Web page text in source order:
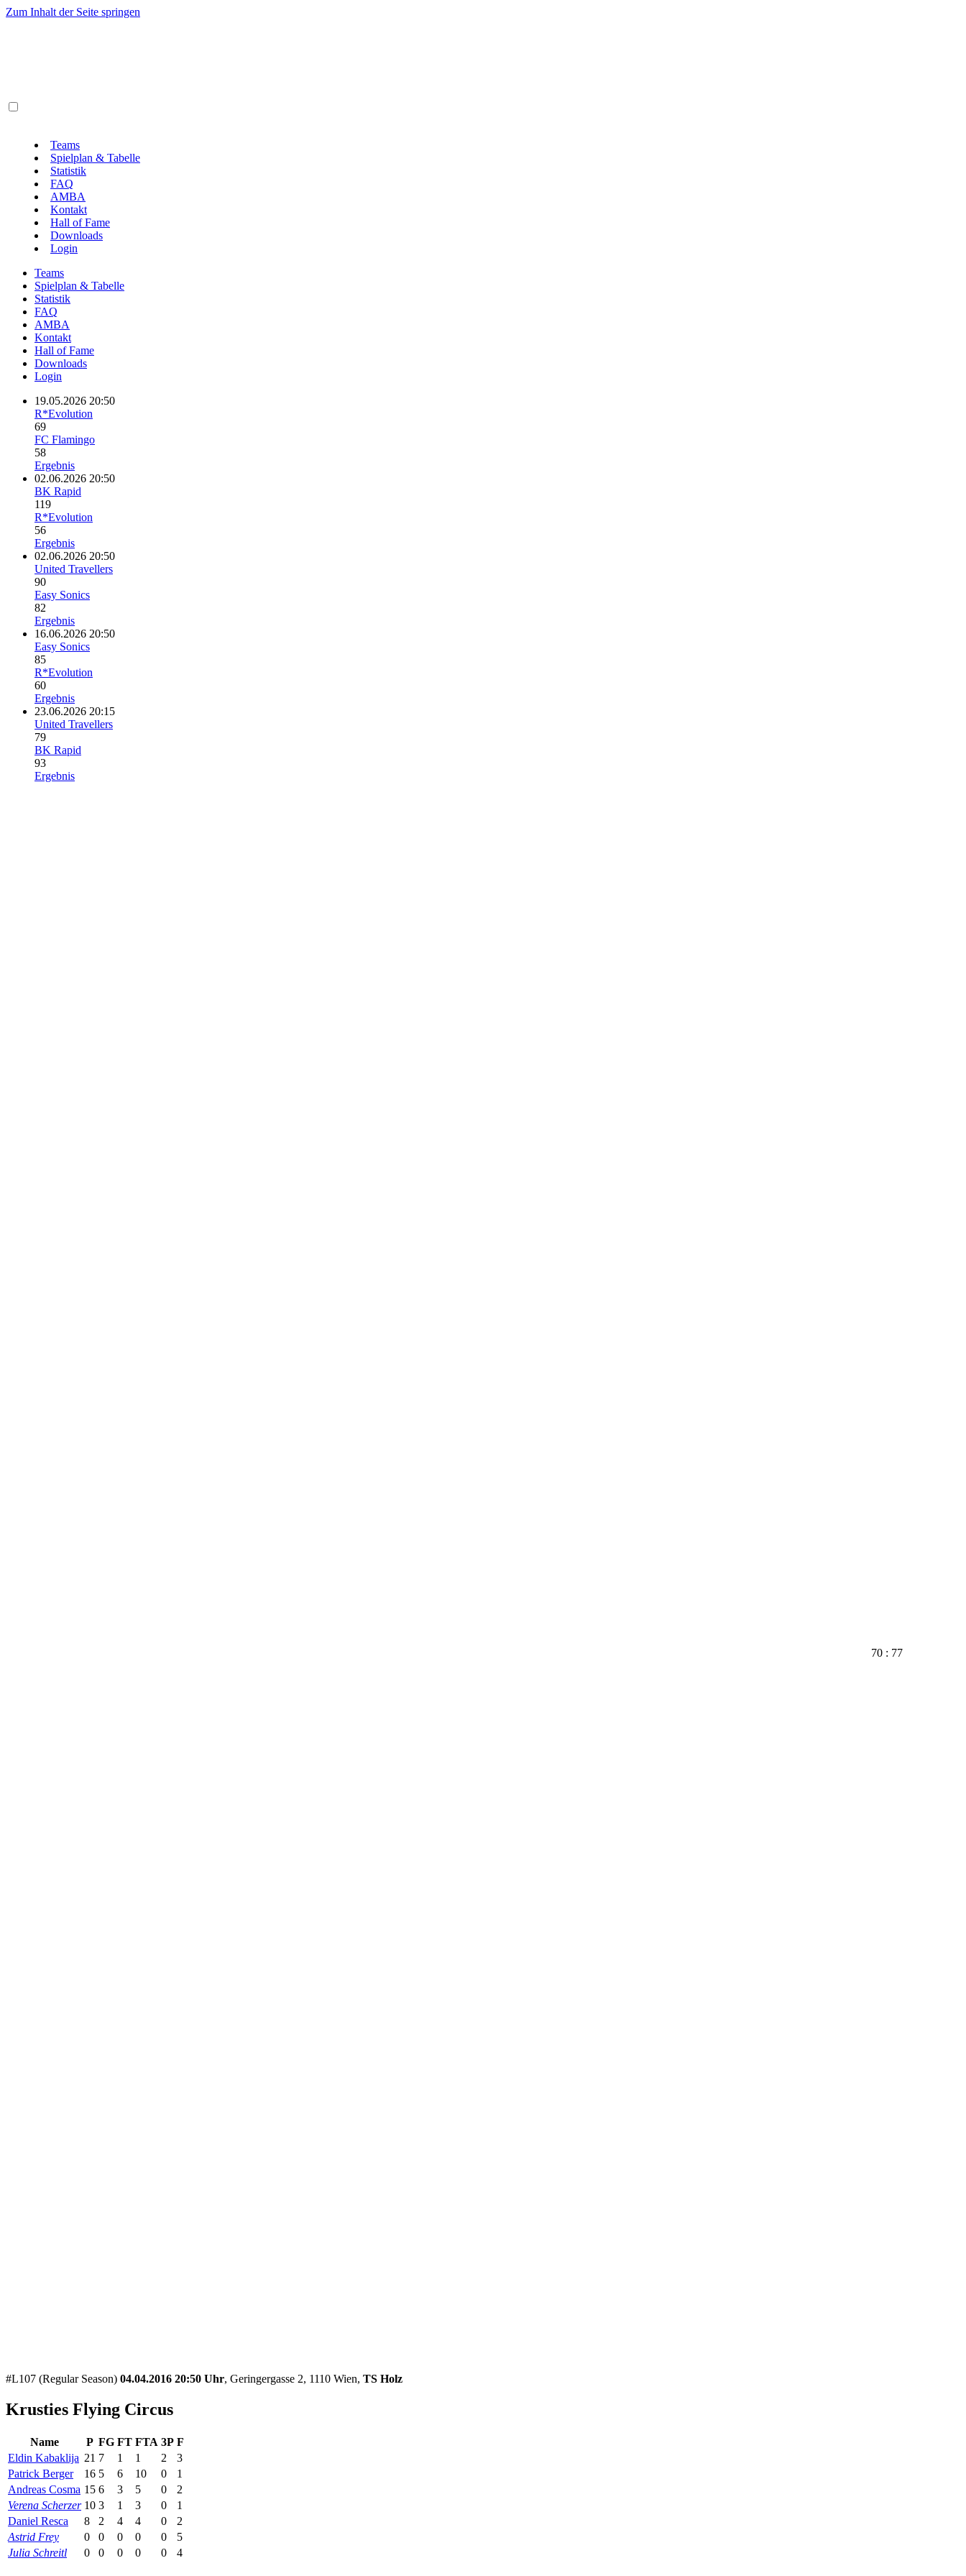
Zum Inhalt der Seite springen
Teams
Spielplan & Tabelle
Statistik
FAQ
AMBA
Kontakt
Hall of Fame
Downloads
Login
Teams
Spielplan & Tabelle
Statistik
FAQ
AMBA
Kontakt
Hall of Fame
Downloads
Login
19.05.2026 20:50
R*Evolution
69
FC Flamingo
58
Ergebnis
02.06.2026 20:50
BK Rapid
119
R*Evolution
56
Ergebnis
02.06.2026 20:50
United Travellers
90
Easy Sonics
82
Ergebnis
16.06.2026 20:50
Easy Sonics
85
R*Evolution
60
Ergebnis
23.06.2026 20:15
United Travellers
79
BK Rapid
93
Ergebnis
70 : 77
#L107 (Regular Season) 04.04.2016 20:50 Uhr, Geringergasse 2, 1110 Wien, TS Holz
Krusties Flying Circus
Name P FG FT FTA 3P F
Eldin Kabaklija 21 7 1 1 2
3
Patrick Berger
16 5 6 10 0
1
Andreas Cosma 15 6 3 5 0
2
Verena Scherzer 10 3 1 3 0
1
Daniel Resca
8 2 4 4 0
2
Astrid Frey
0 0 0 0 0
5
Julia Schreitl
0 0 0 0 0 4